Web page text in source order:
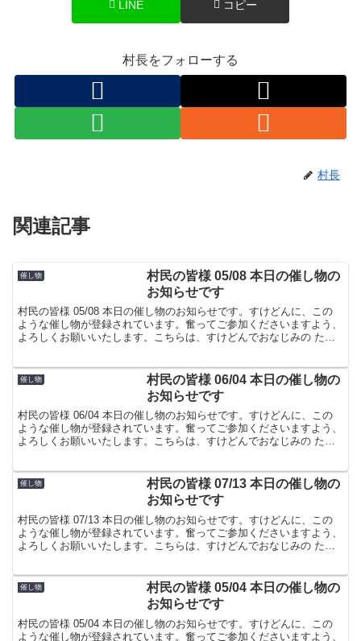
LINE コピー
村長をフォローする
村長
関連記事
催し物
村民の皆様 05/08 本日の催し物の
お知らせです
村民の皆様 05/08 本日の催し物のお知らせです。すけどんに、この
ような催し物が登録されています。奮ってご参加くださいますよう、
よろしくお願いいたします。こちらは、すけどんでおなじみの たま
催し物
村民の皆様 06/04 本日の催し物の
お知らせです
村民の皆様 06/04 本日の催し物のお知らせです。すけどんに、この
ような催し物が登録されています。奮ってご参加くださいますよう、
よろしくお願いいたします。こちらは、すけどんでおなじみの たま
催し物
村民の皆様 07/13 本日の催し物の
お知らせです
村民の皆様 07/13 本日の催し物のお知らせです。すけどんに、この
ような催し物が登録されています。奮ってご参加くださいますよう、
よろしくお願いいたします。こちらは、すけどんでおなじみの たま
催し物
村民の皆様 05/04 本日の催し物の
お知らせです
村民の皆様 05/04 本日の催し物のお知らせです。すけどんに、この
ような催し物が登録されています。奮ってご参加くださいますよう、